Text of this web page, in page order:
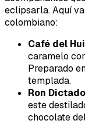
eclipsarla. Aquí
colombiano:
Café del
caramelo
Preparado
templada.
Ron
este
chocolate